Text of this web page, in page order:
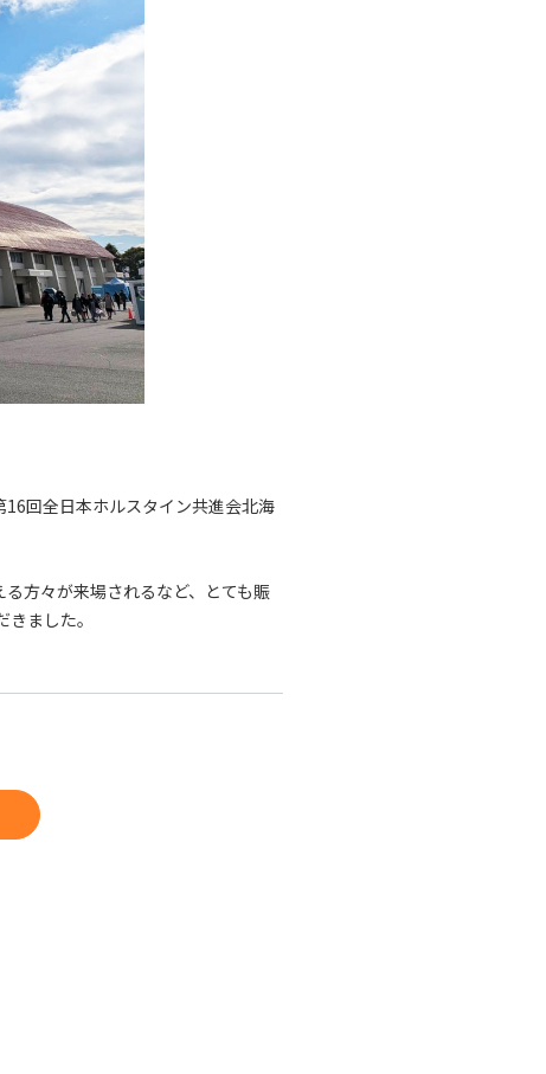
回全日本ホルスタイン共進会北海
方々が来場されるなど、とても賑
ました。